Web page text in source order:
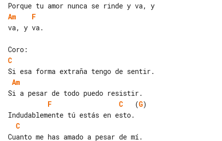
Am
F
va, y va.
C
Am
F
C
   (
G)
C